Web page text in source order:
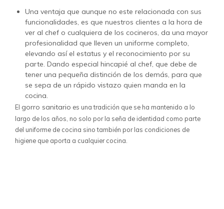
Una ventaja que aunque no este relacionada con sus
funcionalidades, es que nuestros clientes a la hora de
ver al chef o cualquiera de los cocineros, da una mayor
profesionalidad que lleven un uniforme completo,
elevando así el estatus y el reconocimiento por su
parte. Dando especial hincapié al chef, que debe de
tener una pequeña distinción de los demás, para que
se sepa de un rápido vistazo quien manda en la
cocina.
El gorro sanitario es una tradición que se ha mantenido a lo
largo de los años, no solo por la seña de identidad como parte
del uniforme de cocina sino también por las condiciones de
higiene que aporta a cualquier cocina.